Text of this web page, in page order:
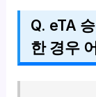
Q. eTA
한 경우